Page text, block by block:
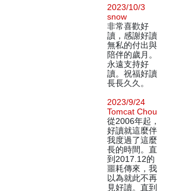
2023/10/3
snow
非常喜歡好
讀，感謝好讀
無私的付出與
陪伴的歲月。
永遠支持好
讀。祝福好讀
長長久久。
2023/9/24
Tomcat Chou
從2006年起，
好讀就這麼伴
我度過了這麼
長的時間。直
到2017.12的
噩耗傳來，我
以為就此不再
見好讀。直到